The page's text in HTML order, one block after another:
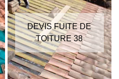
DEVIS FUITE DE
TOITURE 38